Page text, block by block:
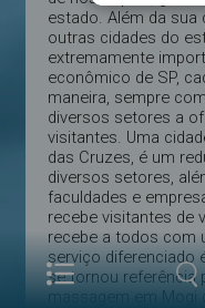
estado. Além da sua
outras cidades do
extremamente
econômico de SP,
maneira, sempre
diversos setores a
visitantes. Uma
das Cruzes, é um
diversos setores,
faculdades e
recebe visitantes de
recebe a todos com
serviço diferenciado
se tornou referência
massagem em Mogi